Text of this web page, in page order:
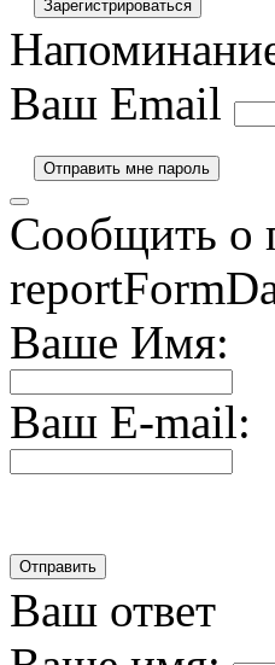
Ваш Email
Сообщить о
Ваше Имя:
Ваш E-mail:
Ваш ответ